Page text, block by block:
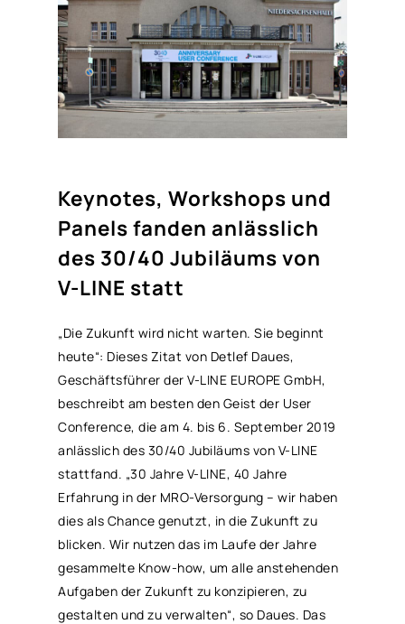
Keynotes, Workshops und
Panels fanden anlässlich
des 30/40 Jubiläums von
V-LINE statt
„Die Zukunft wird nicht warten. Sie beginnt
heute“: Dieses Zitat von Detlef Daues,
Geschäftsführer der V-LINE EUROPE GmbH,
beschreibt am besten den Geist der User
Conference, die am 4. bis 6. September 2019
anlässlich des 30/40 Jubiläums von V-LINE
stattfand. „30 Jahre V-LINE, 40 Jahre
Erfahrung in der MRO-Versorgung – wir haben
dies als Chance genutzt, in die Zukunft zu
blicken. Wir nutzen das im Laufe der Jahre
gesammelte Know-how, um alle anstehenden
Aufgaben der Zukunft zu konzipieren, zu
gestalten und zu verwalten“, so Daues. Das